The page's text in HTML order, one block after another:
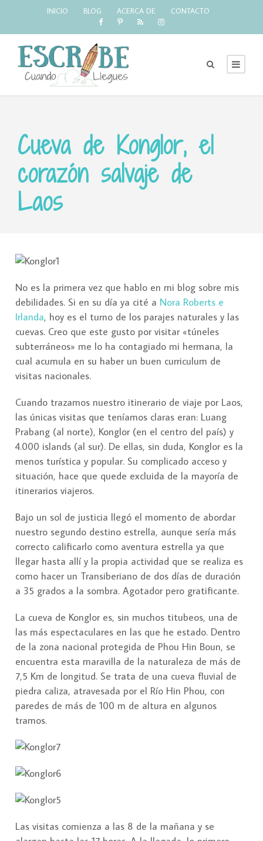
INICIO BLOG ACERCA DE CONTACTO
Cueva de Konglor, el
corazón salvaje de
Laos
No es la primera vez que hablo en mi blog sobre mis
debilidades. Si en su día ya cité a Nora Roberts e
Irlanda, hoy es el turno de los parajes naturales y las
cuevas. Creo que este gusto por visitar «túneles
subterráneos» me lo ha contagiado mi hermana, la
cual acumula en su haber un buen curriculum de
visitas nacionales.
Cuando trazamos nuestro itinerario de viaje por Laos,
las únicas visitas que teníamos claras eran: Luang
Prabang (al norte), Konglor (en el centro del país) y
4.000 islands (al sur). De ellas, sin duda, Konglor es la
menos turística y popular. Su complicado acceso y
situación, hace que quede excluida de la mayoría de
itinerarios viajeros.
Bajo un sol de justicia llegó el momento de abordar
nuestro segundo destino estrella, aunque sería más
correcto calificarlo como aventura estrella ya que
llegar hasta allí y la propia actividad que se realiza es
como hacer un Transiberiano de dos días de duración
a 35 grados a la sombra. Agotador pero gratificante.
La cueva de Konglor es, sin muchos titubeos, una de
las más espectaculares en las que he estado. Dentro
de la zona nacional protegida de Phou Hin Boun, se
encuentra esta maravilla de la naturaleza de más de
7,5 Km de longitud. Se trata de una cueva fluvial de
piedra caliza, atravesada por el Río Hin Phou, con
paredes de más de 100 m de altura en algunos
tramos.
Las visitas comienza a las 8 de la mañana y se